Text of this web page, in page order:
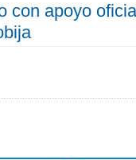
con apoyo